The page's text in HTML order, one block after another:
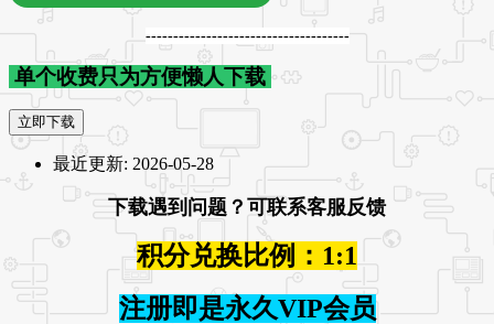
-------------------------------------
单个收费只为方便懒人下载
立即下载
最近更新: 2026-05-28
下载遇到问题？可联系客服反馈
积分兑换比例：1:1
注册即是永久VIP会员